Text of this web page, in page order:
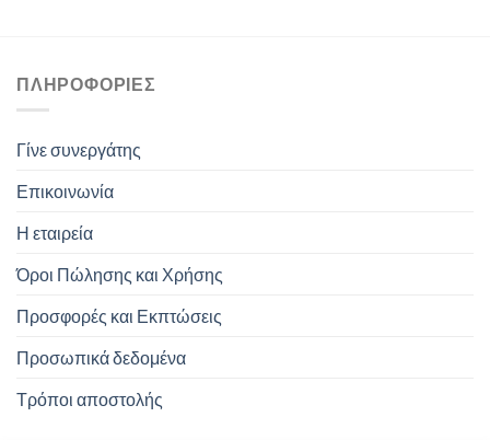
ΠΛΗΡΟΦΟΡΊΕΣ
Γίνε συνεργάτης
Επικοινωνία
Η εταιρεία
Όροι Πώλησης και Χρήσης
Προσφορές και Εκπτώσεις
Προσωπικά δεδομένα
Τρόποι αποστολής